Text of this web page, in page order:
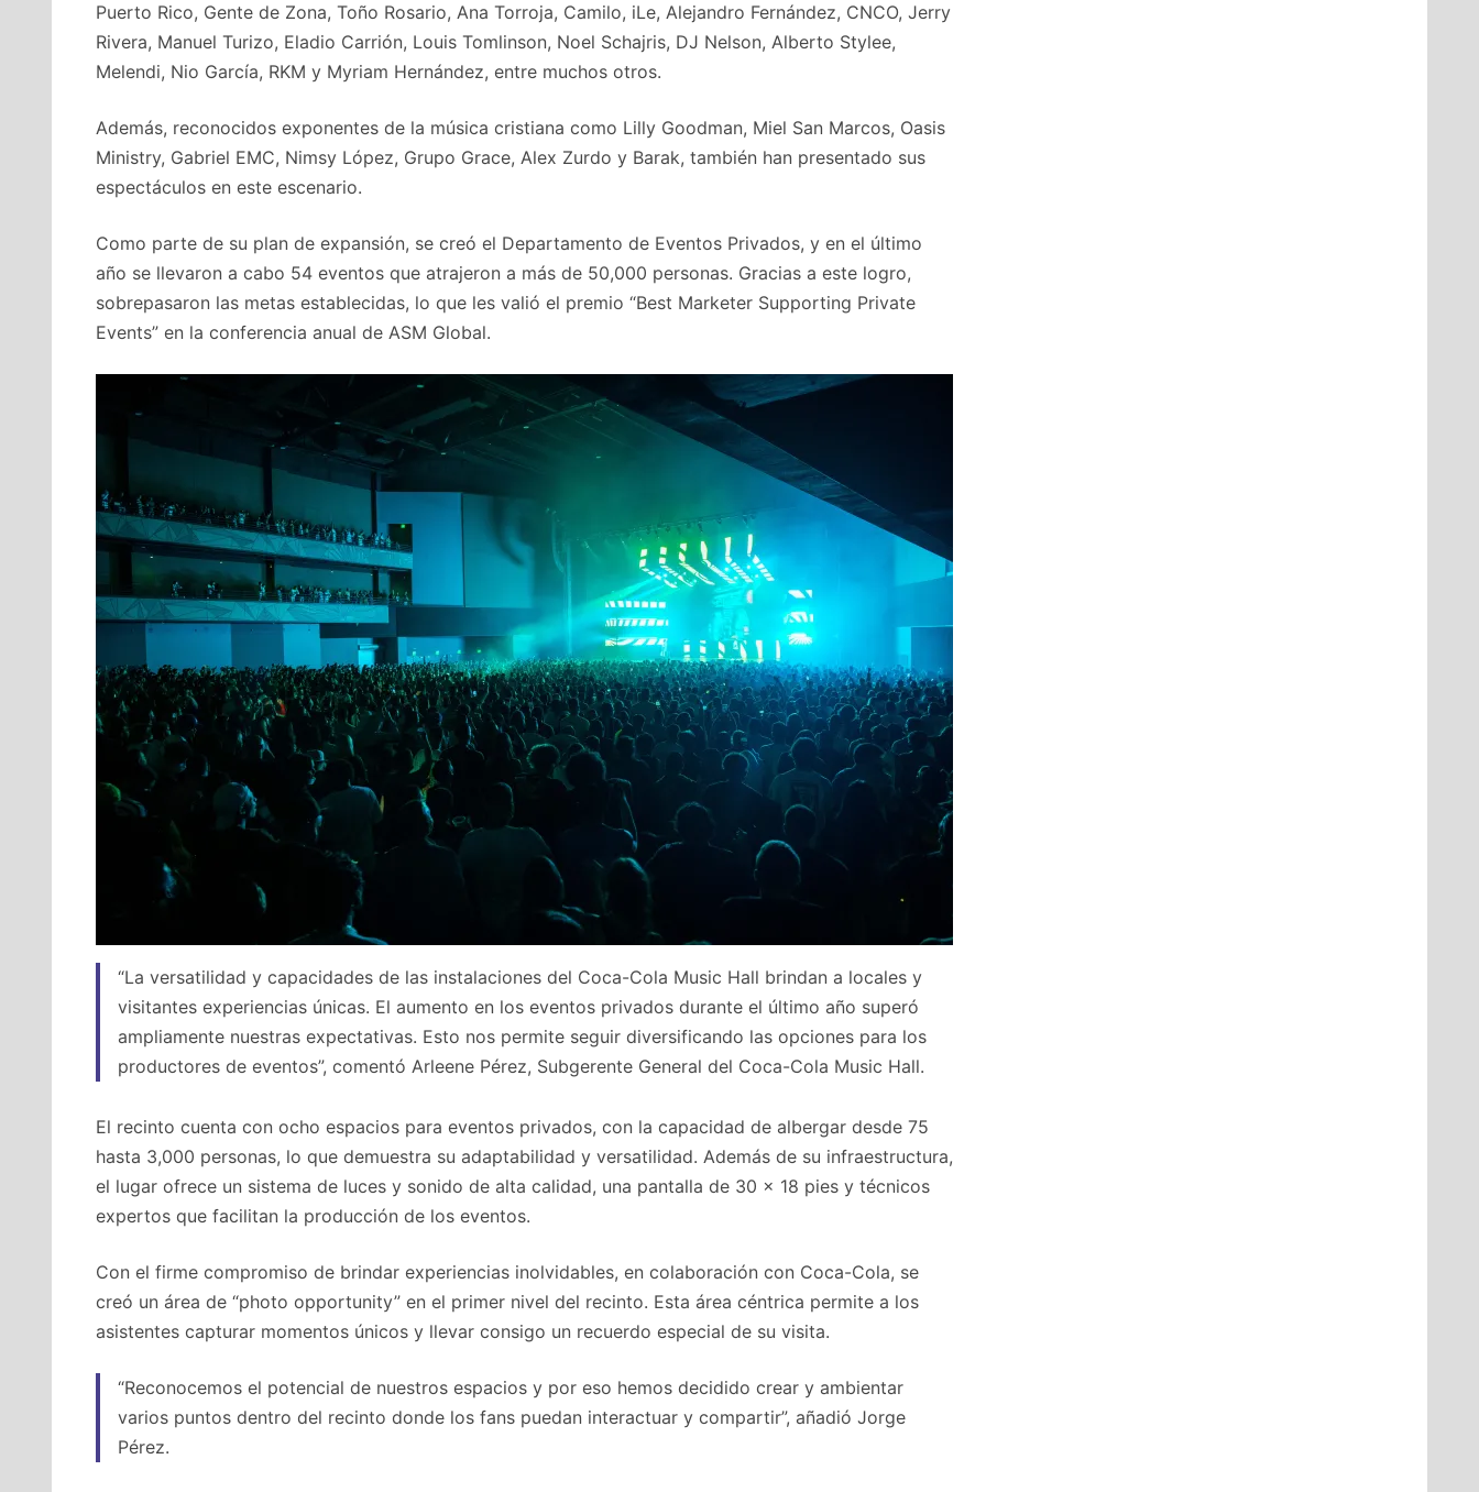
Puerto Rico, Gente de Zona, Toño Rosario, Ana Torroja, Camilo, iLe, Alejandro Fernández, CNCO, Jerry
Rivera, Manuel Turizo, Eladio Carrión, Louis Tomlinson, Noel Schajris, DJ Nelson, Alberto Stylee,
Melendi, Nio García, RKM y Myriam Hernández, entre muchos otros.
Además, reconocidos exponentes de la música cristiana como Lilly Goodman, Miel San Marcos, Oasis
Ministry, Gabriel EMC, Nimsy López, Grupo Grace, Alex Zurdo y Barak, también han presentado sus
espectáculos en este escenario.
Como parte de su plan de expansión, se creó el Departamento de Eventos Privados, y en el último
año se llevaron a cabo 54 eventos que atrajeron a más de 50,000 personas. Gracias a este logro,
sobrepasaron las metas establecidas, lo que les valió el premio “Best Marketer Supporting Private
Events” en la conferencia anual de ASM Global.
“La versatilidad y capacidades de las instalaciones del Coca-Cola Music Hall brindan a locales y
visitantes experiencias únicas. El aumento en los eventos privados durante el último año superó
ampliamente nuestras expectativas. Esto nos permite seguir diversificando las opciones para los
productores de eventos”, comentó Arleene Pérez, Subgerente General del Coca-Cola Music Hall.
El recinto cuenta con ocho espacios para eventos privados, con la capacidad de albergar desde 75
hasta 3,000 personas, lo que demuestra su adaptabilidad y versatilidad. Además de su infraestructura,
el lugar ofrece un sistema de luces y sonido de alta calidad, una pantalla de 30 x 18 pies y técnicos
expertos que facilitan la producción de los eventos.
Con el firme compromiso de brindar experiencias inolvidables, en colaboración con Coca-Cola, se
creó un área de “photo opportunity” en el primer nivel del recinto. Esta área céntrica permite a los
asistentes capturar momentos únicos y llevar consigo un recuerdo especial de su visita.
“Reconocemos el potencial de nuestros espacios y por eso hemos decidido crear y ambientar
varios puntos dentro del recinto donde los fans puedan interactuar y compartir”, añadió Jorge
Pérez.